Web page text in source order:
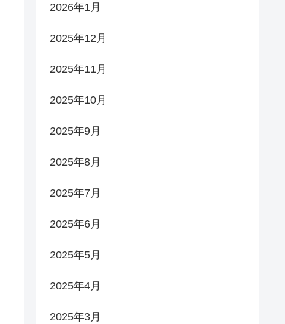
2026年1月
2025年12月
2025年11月
2025年10月
2025年9月
2025年8月
2025年7月
2025年6月
2025年5月
2025年4月
2025年3月